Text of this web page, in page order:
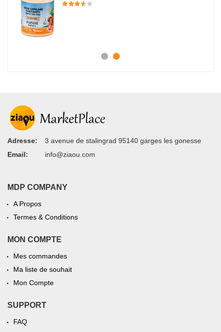
Adresse:
3 avenue de stalingrad 95140 garges les gonesse
Email:
info@ziaou.com
MDP COMPANY
A Propos
Termes & Conditions
MON COMPTE
Mes commandes
Ma liste de souhait
Mon Compte
SUPPORT
FAQ